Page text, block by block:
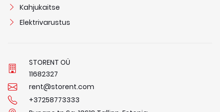
Kahjukaitse
Elektrivarustus
STORENT OÜ
11682327
rent@storent.com
+37258773333